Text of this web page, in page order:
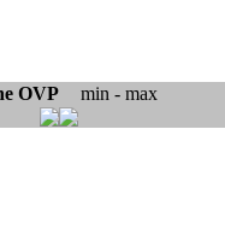
OVP min - max